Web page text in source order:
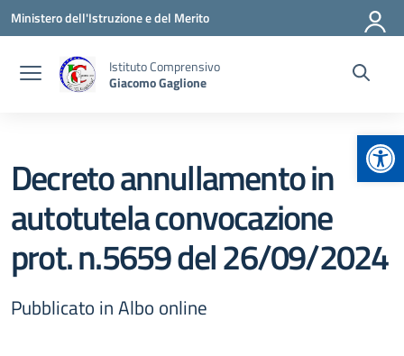
Vai ai contenuti
Vai al menu di navigazione
Vai al footer
Ministero dell'Istruzione e del Merito
Istituto Comprensivo
Giacomo Gaglione
Decreto annullamento in
autotutela convocazione
prot. n.5659 del 26/09/2024
Pubblicato in Albo online